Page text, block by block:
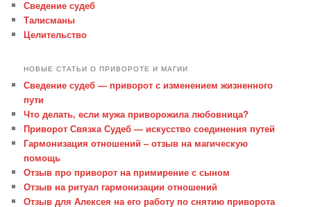
Сведение судеб
Талисманы
Целительство
НОВЫЕ СТАТЬИ О ПРИВОРОТЕ И МАГИИ
Сведение судеб — приворот с изменением жизненного
пути
Что делать, если мужа приворожила любовница?
Приворот Связка Судеб — искусство соединения путей
Гармонизация отношений – отзыв на магическую
помощь
Отзыв про приворот на примирение с сыном
Отзыв на ритуал гармонизации отношений
Отзыв для Алексея на его работу по снятию приворота